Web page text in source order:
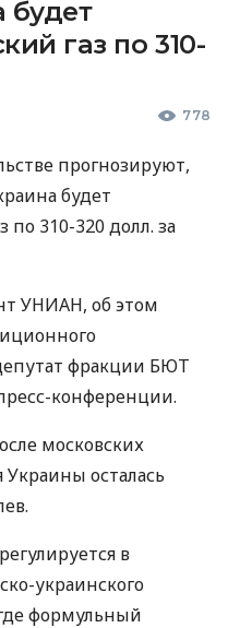
будет
газ по 310-
778
прогнозируют,
будет
по 310-320 долл. за
УНИАН, об этом
фракции БЮТ
конференции.
московских
Украины осталась
в
украинского
формульный